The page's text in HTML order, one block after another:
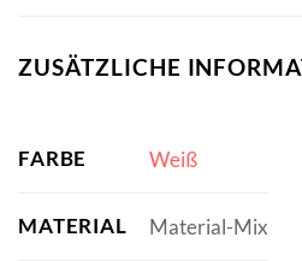
ZUSÄTZLICHE
FARBE Weiß
MATERIAL Material-Mix